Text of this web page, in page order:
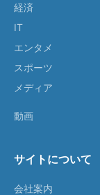
経済
IT
エンタメ
スポーツ
メディア
動画
サイトについて
会社案内